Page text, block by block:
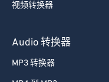
视频转换器
Audio 转换器
MP3 转换器